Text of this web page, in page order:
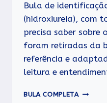
Bula de
(hidroxiureia), com
precisa saber sobre
foram retiradas da
referência e
leitura e
BULA COMPLETA TEPEV